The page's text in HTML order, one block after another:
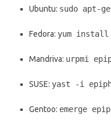
Ubuntu: sudo apt-
Fedora: yum install
Mandriva: urpmi
SUSE: yast -i
Gentoo: emerge